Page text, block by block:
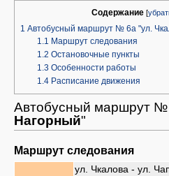
Содержание [
1 Автобусный маршрут № 6а "ул.
1.1 Маршрут следования
1.2 Остановочные пункты
1.3 Особенности работы
1.4 Расписание движения
Автобусный маршрут №
Нагорный"
Маршрут следования
ул. Чкалова - ул.